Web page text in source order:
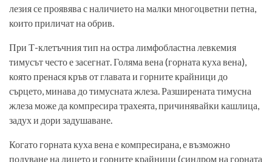
лезия се проявява с наличието на малки многоцветни петна,
които приличат на обрив.
При Т-клетъчния тип на остра лимфобластна левкемия
тимусът често е засегнат. Голяма вена (горната куха вена),
която пренася кръв от главата и горните крайници до
сърцето, минава до тимусната жлеза. Разширената тимусна
жлеза може да компресира трахеята, причинявайки кашлица,
задух и дори задушаване.
Когато горната куха вена е компресирана, е възможно
подуване на лицето и горните крайници (синдром на горната